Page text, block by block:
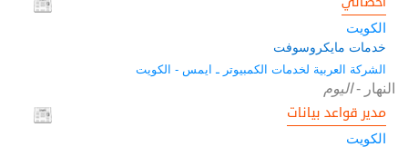
الكويت
خدمات مايكروسوفت
الشركة العربية لخدمات الكمبيوتر ـ ايمس - الكويت
النهار -اليوم
مدير قواعد بيانات
الكويت